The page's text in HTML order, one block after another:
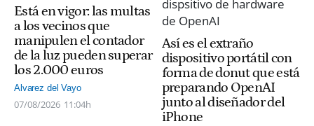
Está en vigor: las multas
a los vecinos que
manipulen el contador
de la luz pueden superar
los 2.000 euros
Alvarez del Vayo
07/08/2026 11:04h
Así es el extraño
dispositivo portátil con
forma de donut que está
preparando OpenAI
junto al diseñador del
iPhone